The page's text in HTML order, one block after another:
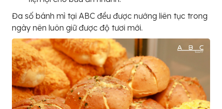
Đa số bánh mì tại ABC đều được nướng liên tục trong
ngày nên luôn giữ được độ tươi mới.